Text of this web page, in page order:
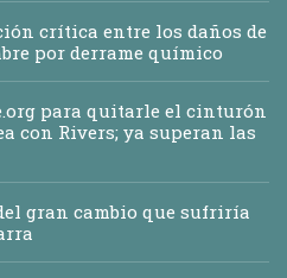
crítica entre los daños de
por derrame químico
para quitarle el cinturón
con Rivers; ya superan las
gran cambio que sufriría